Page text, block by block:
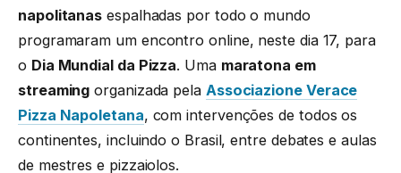
napolitanas espalhadas por todo o mundo
programaram um encontro online, neste dia 17, para
o Dia Mundial da Pizza. Uma maratona em
streaming organizada pela Associazione Verace
Pizza Napoletana, com intervenções de todos os
continentes, incluindo o Brasil, entre debates e aulas
de mestres e pizzaiolos.